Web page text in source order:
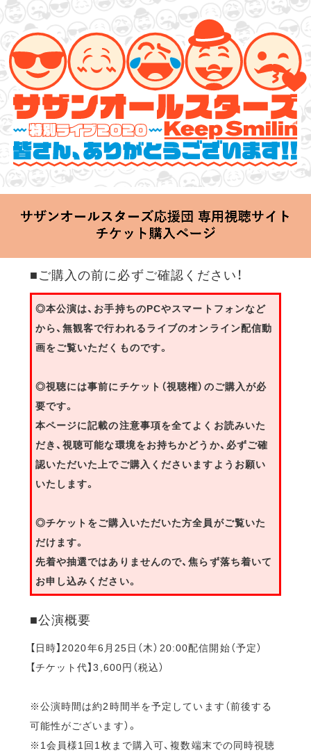
サザンオールスターズ 特別ライブ 2020
「Keep Smilin’～皆さん、ありがとうございます!!～」
2020.06.25 Thu 20:00 Start at 横浜アリーナ
■ご購入の前に必ずご確認ください！
◎本公演は、お手持ちのPCやスマートフォンなど
から、無観客で行われるライブのオンライン配信動
画をご覧いただくものです。
◎視聴には事前にチケット（視聴権）のご購入が必
要です。
本ページに記載の注意事項を全てよくお読みいた
だき、視聴可能な環境をお持ちかどうか、必ずご確
認いただいた上でご購入くださいますようお願い
いたします。
◎チケットをご購入いただいた方全員がご覧いた
だけます。
先着や抽選ではありませんので、焦らず落ち着いて
お申し込みください。
■公演概要
【日時】2020年6月25日（木）20:00配信開始（予定）
【チケット代】3,600円（税込）
※公演時間は約2時間半を予定しています（前後する
可能性がございます）。
※1会員様1回1枚まで購入可、複数端末での同時視聴